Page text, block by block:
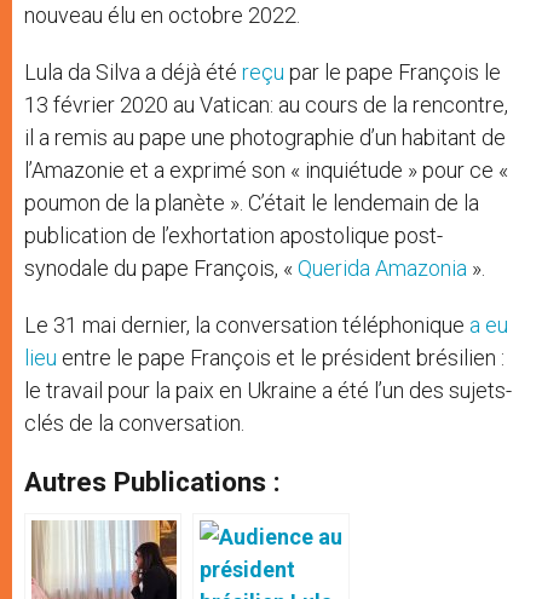
nouveau élu en octobre 2022.
Lula da Silva a déjà été reçu par le pape François le
13 février 2020 au Vatican: au cours de la rencontre,
il a remis au pape une photographie d’un habitant de
l’Amazonie et a exprimé son « inquiétude » pour ce «
poumon de la planète ». C’était le lendemain de la
publication de l’exhortation apostolique post-
synodale du pape François, « Querida Amazonia ».
Le 31 mai dernier, la conversation téléphonique a eu
lieu entre le pape François et le président brésilien :
le travail pour la paix en Ukraine a été l’un des sujets-
clés de la conversation.
Autres Publications :